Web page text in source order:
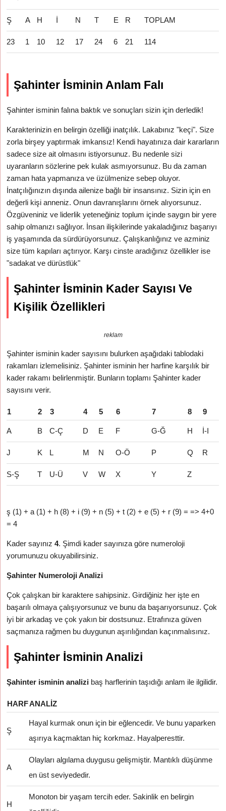
Ş A H İ N T E R TOPLAM
23 1 10 12 17 24 6 21 114
Şahinter İsminin Anlam Falı
Şahinter isminin falına baktık ve sonuçları sizin için derledik!
Karakterinizin en belirgin özelliği inatçılık. Lakabınız "keçi". Size
zorla birşey yaptırmak imkansız! Kendi hayatınıza dair kararların
sadece size ait olmasını istiyorsunuz. Bu nedenle sizi
uyaranların sözlerine pek kulak asmıyorsunuz. Bu da zaman
zaman hata yapmanıza ve üzülmenize sebep oluyor.
İnatçılığınızın dışında ailenize bağlı bir insansınız. Sizin için en
değerli kişi anneniz. Onun davranışlarını örnek alıyorsunuz.
Özgüveniniz ve liderlik yeteneğiniz toplum içinde saygın bir yere
sahip olmanızı sağlıyor. İnsan ilişkilerinde yakaladığınız başarıyı
iş yaşamında da sürdürüyorsunuz. Çalışkanlığınız ve azminiz
size tüm kapıları açtırıyor. Karşı cinste aradığınız özellikler ise
"sadakat ve dürüstlük"
Şahinter İsminin Kader Sayısı Ve
Kişilik Özellikleri
reklam
Şahinter isminin kader sayısını bulurken aşağıdaki tablodaki
rakamları izlemelisiniz. Şahinter isminin her harfine karşılık bir
kader rakamı belirlenmiştir. Bunların toplamı Şahinter kader
sayısını verir.
1 2 3 4 5 6 7 8 9
A B C-Ç D E F G-Ğ H İ-I
J K L M N O-Ö P Q R
S-Ş T U-Ü V W X Y Z
ş (1) + a (1) + h (8) + i (9) + n (5) + t (2) + e (5) + r (9) = => 4+0
= 4
Kader sayınız4. Şimdi kader sayınıza göre numeroloji
yorumunuzu okuyabilirsiniz.
Şahinter Numeroloji Analizi
Çok çalışkan bir karaktere sahipsiniz. Girdiğiniz her işte en
başarılı olmaya çalışıyorsunuz ve bunu da başarıyorsunuz. Çok
iyi bir arkadaş ve çok yakın bir dostsunuz. Etrafınıza güven
saçmanıza rağmen bu duygunun aşırılığından kaçınmalısınız.
Şahinter İsminin Analizi
Şahinter isminin analizi baş harflerinin taşıdığı anlam ile ilgilidir.
HARFANALIZ
Ş
Hayal kurmak onun için bir eğlencedir. Ve bunu yaparken
aşırıya kaçmaktan hiç korkmaz. Hayalperesttir.
A
Olayları algılama duygusu gelişmiştir. Mantıklı düşünme
en üst seviyededir.
H
Monoton bir yaşam tercih eder. Sakinlik en belirgin